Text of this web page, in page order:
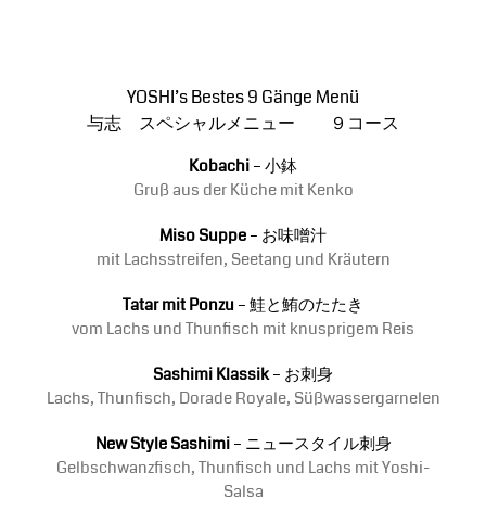
YOSHI’s Bestes 9 Gänge Menü
与志 スペシャルメニュー ９コース
Kobachi– 小鉢
Gruß aus der Küche mit Kenko
Miso Suppe– お味噌汁
mit Lachsstreifen, Seetang und Kräutern
Tatar mit Ponzu– 鮭と鮪のたたき
vom Lachs und Thunfisch mit knusprigem Reis
Sashimi Klassik– お刺身
Lachs, Thunfisch, Dorade Royale, Süßwassergarnelen
New Style Sashimi– ニュースタイル刺身
Gelbschwanzfisch, Thunfisch und Lachs mit Yoshi-
Salsa